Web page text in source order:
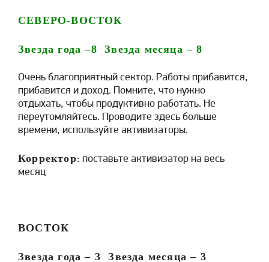
СЕВЕРО-ВОСТОК
Звезда года –8 Звезда месяца –8
Очень благоприятный сектор. Работы прибавится,
прибавится и доход. Помните, что нужно
отдыхать, чтобы продуктивно работать. Не
переутомляйтесь. Проводите здесь больше
времени, используйте активизаторы.
Корректор: поставьте активизатор на весь
месяц
ВОСТОК
Звезда года – 3 Звезда месяца – 3